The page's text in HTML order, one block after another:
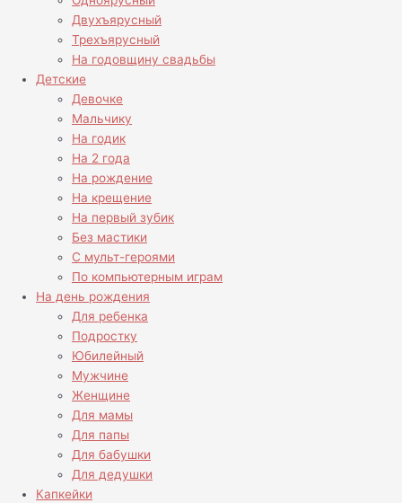
Двухъярусный
Трехъярусный
На годовщину свадьбы
Детские
Девочке
Мальчику
На годик
На 2 года
На рождение
На крещение
На первый зубик
Без мастики
С мульт-героями
По компьютерным играм
На день рождения
Для ребенка
Подростку
Юбилейный
Мужчине
Женщине
Для мамы
Для папы
Для бабушки
Для дедушки
Капкейки